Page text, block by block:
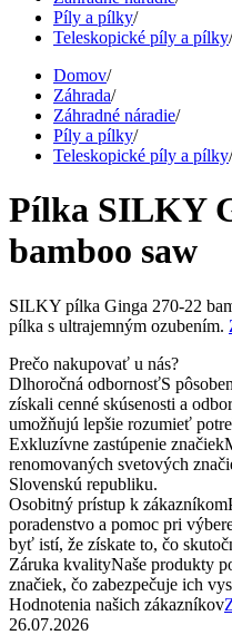
Píly a pílky/
Teleskopické píly a pílky/
Domov/
Záhrada/
Záhradné náradie/
Píly a pílky/
Teleskopické píly a pílky/
Pílka SILKY
bamboo saw
SILKY pílka Ginga 270-22
pílka s ultrajemným ozubením.
Prečo nakupovať u nás?
Dlhoročná odbornosťS
získali cenné skúsenosti a
umožňujú lepšie rozumieť
Exkluzívne zastúpenie značiek
renomovaných svetových
Slovenskú republiku.
Osobitný prístup k zákazníkom
poradenstvo a pomoc pri
byť istí, že získate to, čo
Záruka kvalityNaše produkty
značiek, čo zabezpečuje ich
Hodnotenia našich zákazníkov
26.07.2026